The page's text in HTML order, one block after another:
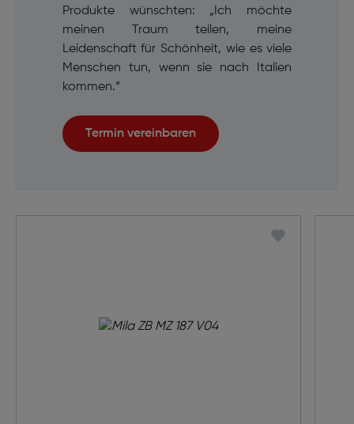
Produkte wünschten: „Ich möchte
meinen Traum teilen, meine
Leidenschaft für Schönheit, wie es viele
Menschen tun, wenn sie nach Italien
kommen.“
Termin vereinbaren